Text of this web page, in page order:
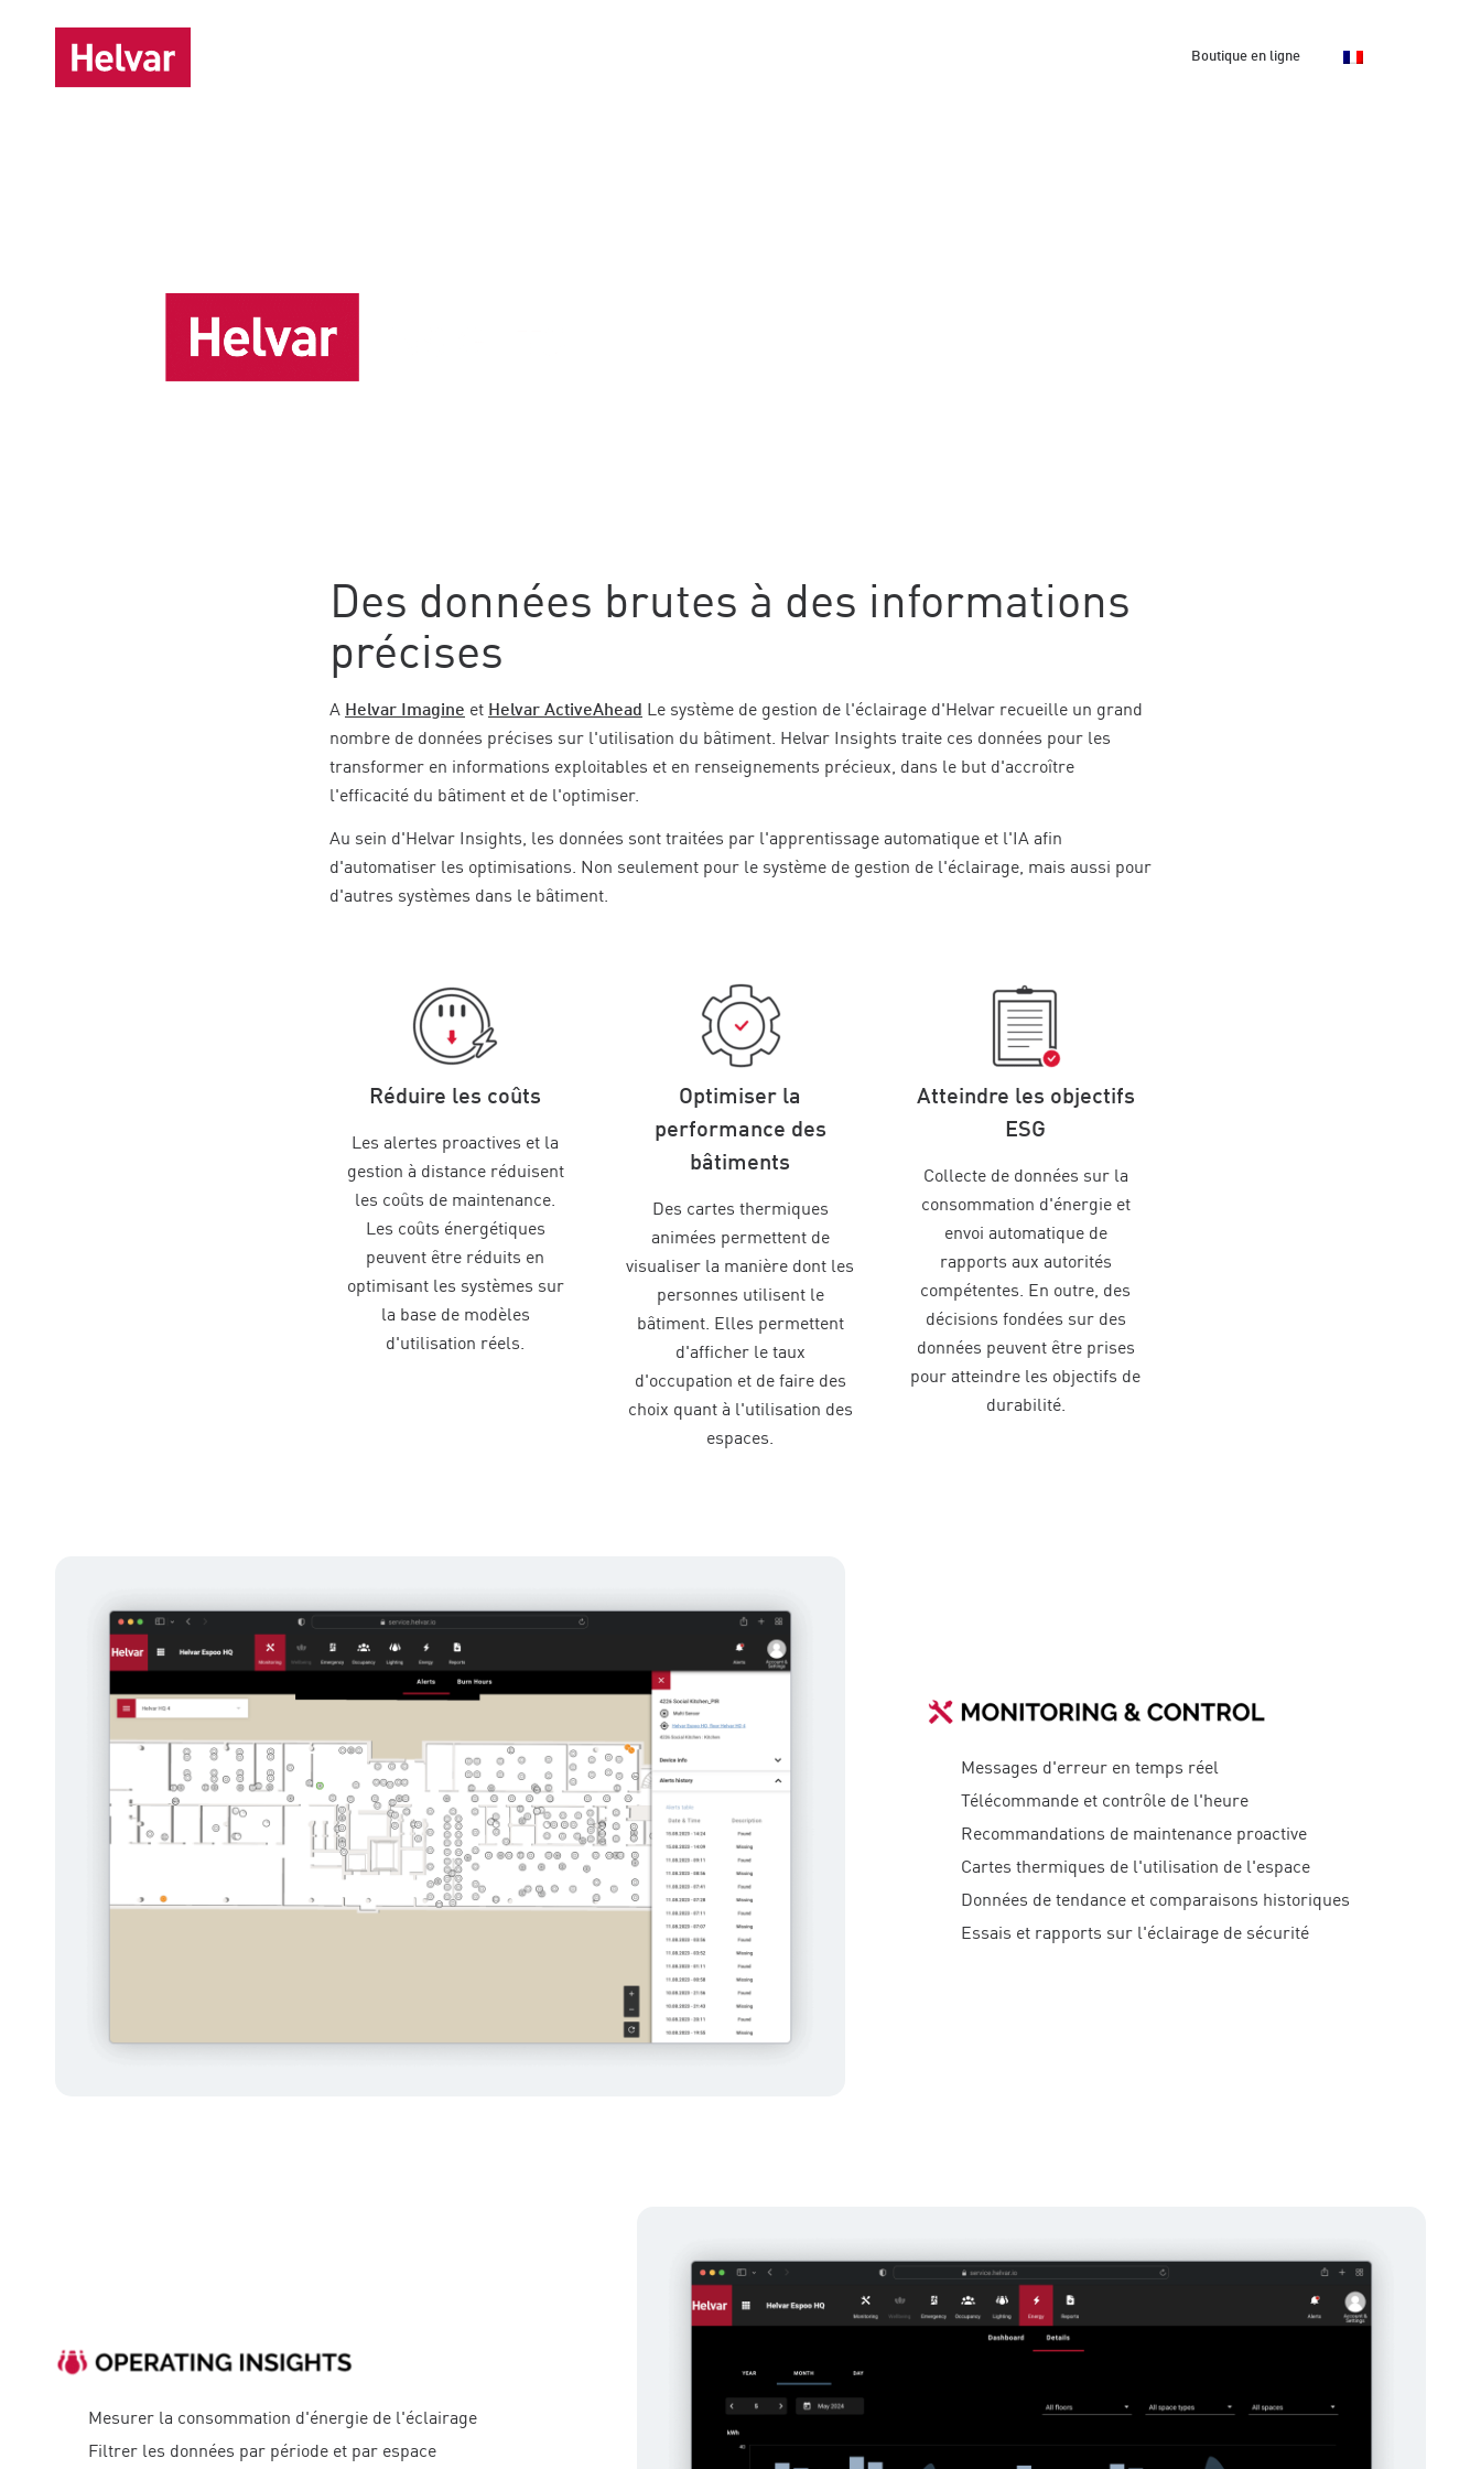
Boutique en ligne
Des données brutes à des informations
précises
A Helvar Imagine et Helvar ActiveAhead Le système de gestion de l'éclairage d'Helvar recueille un grand
nombre de données précises sur l'utilisation du bâtiment. Helvar Insights traite ces données pour les
transformer en informations exploitables et en renseignements précieux, dans le but d'accroître
l'efficacité du bâtiment et de l'optimiser.
Au sein d'Helvar Insights, les données sont traitées par l'apprentissage automatique et l'IA afin
d'automatiser les optimisations. Non seulement pour le système de gestion de l'éclairage, mais aussi pour
d'autres systèmes dans le bâtiment.
Réduire les coûts
Les alertes proactives et la
gestion à distance réduisent
les coûts de maintenance.
Les coûts énergétiques
peuvent être réduits en
optimisant les systèmes sur
la base de modèles
d'utilisation réels.
Optimiser la
performance des
bâtiments
Des cartes thermiques
animées permettent de
visualiser la manière dont les
personnes utilisent le
bâtiment. Elles permettent
d'afficher le taux
d'occupation et de faire des
choix quant à l'utilisation des
espaces.
Atteindre les objectifs
ESG
Collecte de données sur la
consommation d'énergie et
envoi automatique de
rapports aux autorités
compétentes. En outre, des
décisions fondées sur des
données peuvent être prises
pour atteindre les objectifs de
durabilité.
Messages d'erreur en temps réel
Télécommande et contrôle de l'heure
Recommandations de maintenance proactive
Cartes thermiques de l'utilisation de l'espace
Données de tendance et comparaisons historiques
Essais et rapports sur l'éclairage de sécurité
Mesurer la consommation d'énergie de l'éclairage
Filtrer les données par période et par espace